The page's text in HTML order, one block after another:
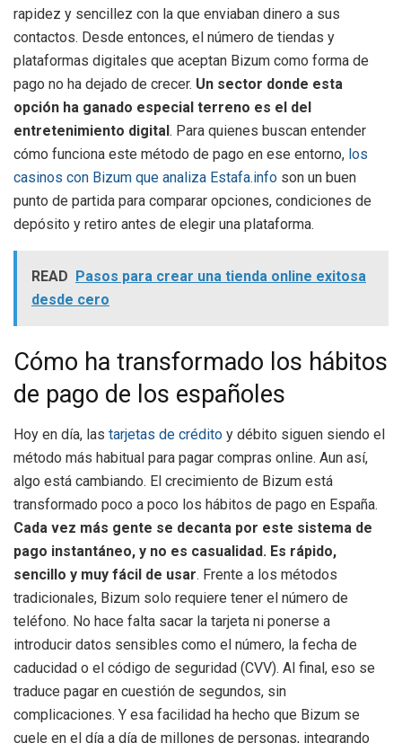
rapidez y sencillez con la que enviaban dinero a sus
contactos. Desde entonces, el número de tiendas y
plataformas digitales que aceptan Bizum como forma de
pago no ha dejado de crecer. Un sector donde esta
opción ha ganado especial terreno es el del
entretenimiento digital. Para quienes buscan entender
cómo funciona este método de pago en ese entorno, los
casinos con Bizum que analiza Estafa.info son un buen
punto de partida para comparar opciones, condiciones de
depósito y retiro antes de elegir una plataforma.
READ Pasos para crear una tienda online exitosa
desde cero
Cómo ha transformado los hábitos
de pago de los españoles
Hoy en día, las tarjetas de crédito y débito siguen siendo el
método más habitual para pagar compras online. Aun así,
algo está cambiando. El crecimiento de Bizum está
transformado poco a poco los hábitos de pago en España.
Cada vez más gente se decanta por este sistema de
pago instantáneo, y no es casualidad. Es rápido,
sencillo y muy fácil de usar. Frente a los métodos
tradicionales, Bizum solo requiere tener el número de
teléfono. No hace falta sacar la tarjeta ni ponerse a
introducir datos sensibles como el número, la fecha de
caducidad o el código de seguridad (CVV). Al final, eso se
traduce pagar en cuestión de segundos, sin
complicaciones. Y esa facilidad ha hecho que Bizum se
cuele en el día a día de millones de personas, integrando